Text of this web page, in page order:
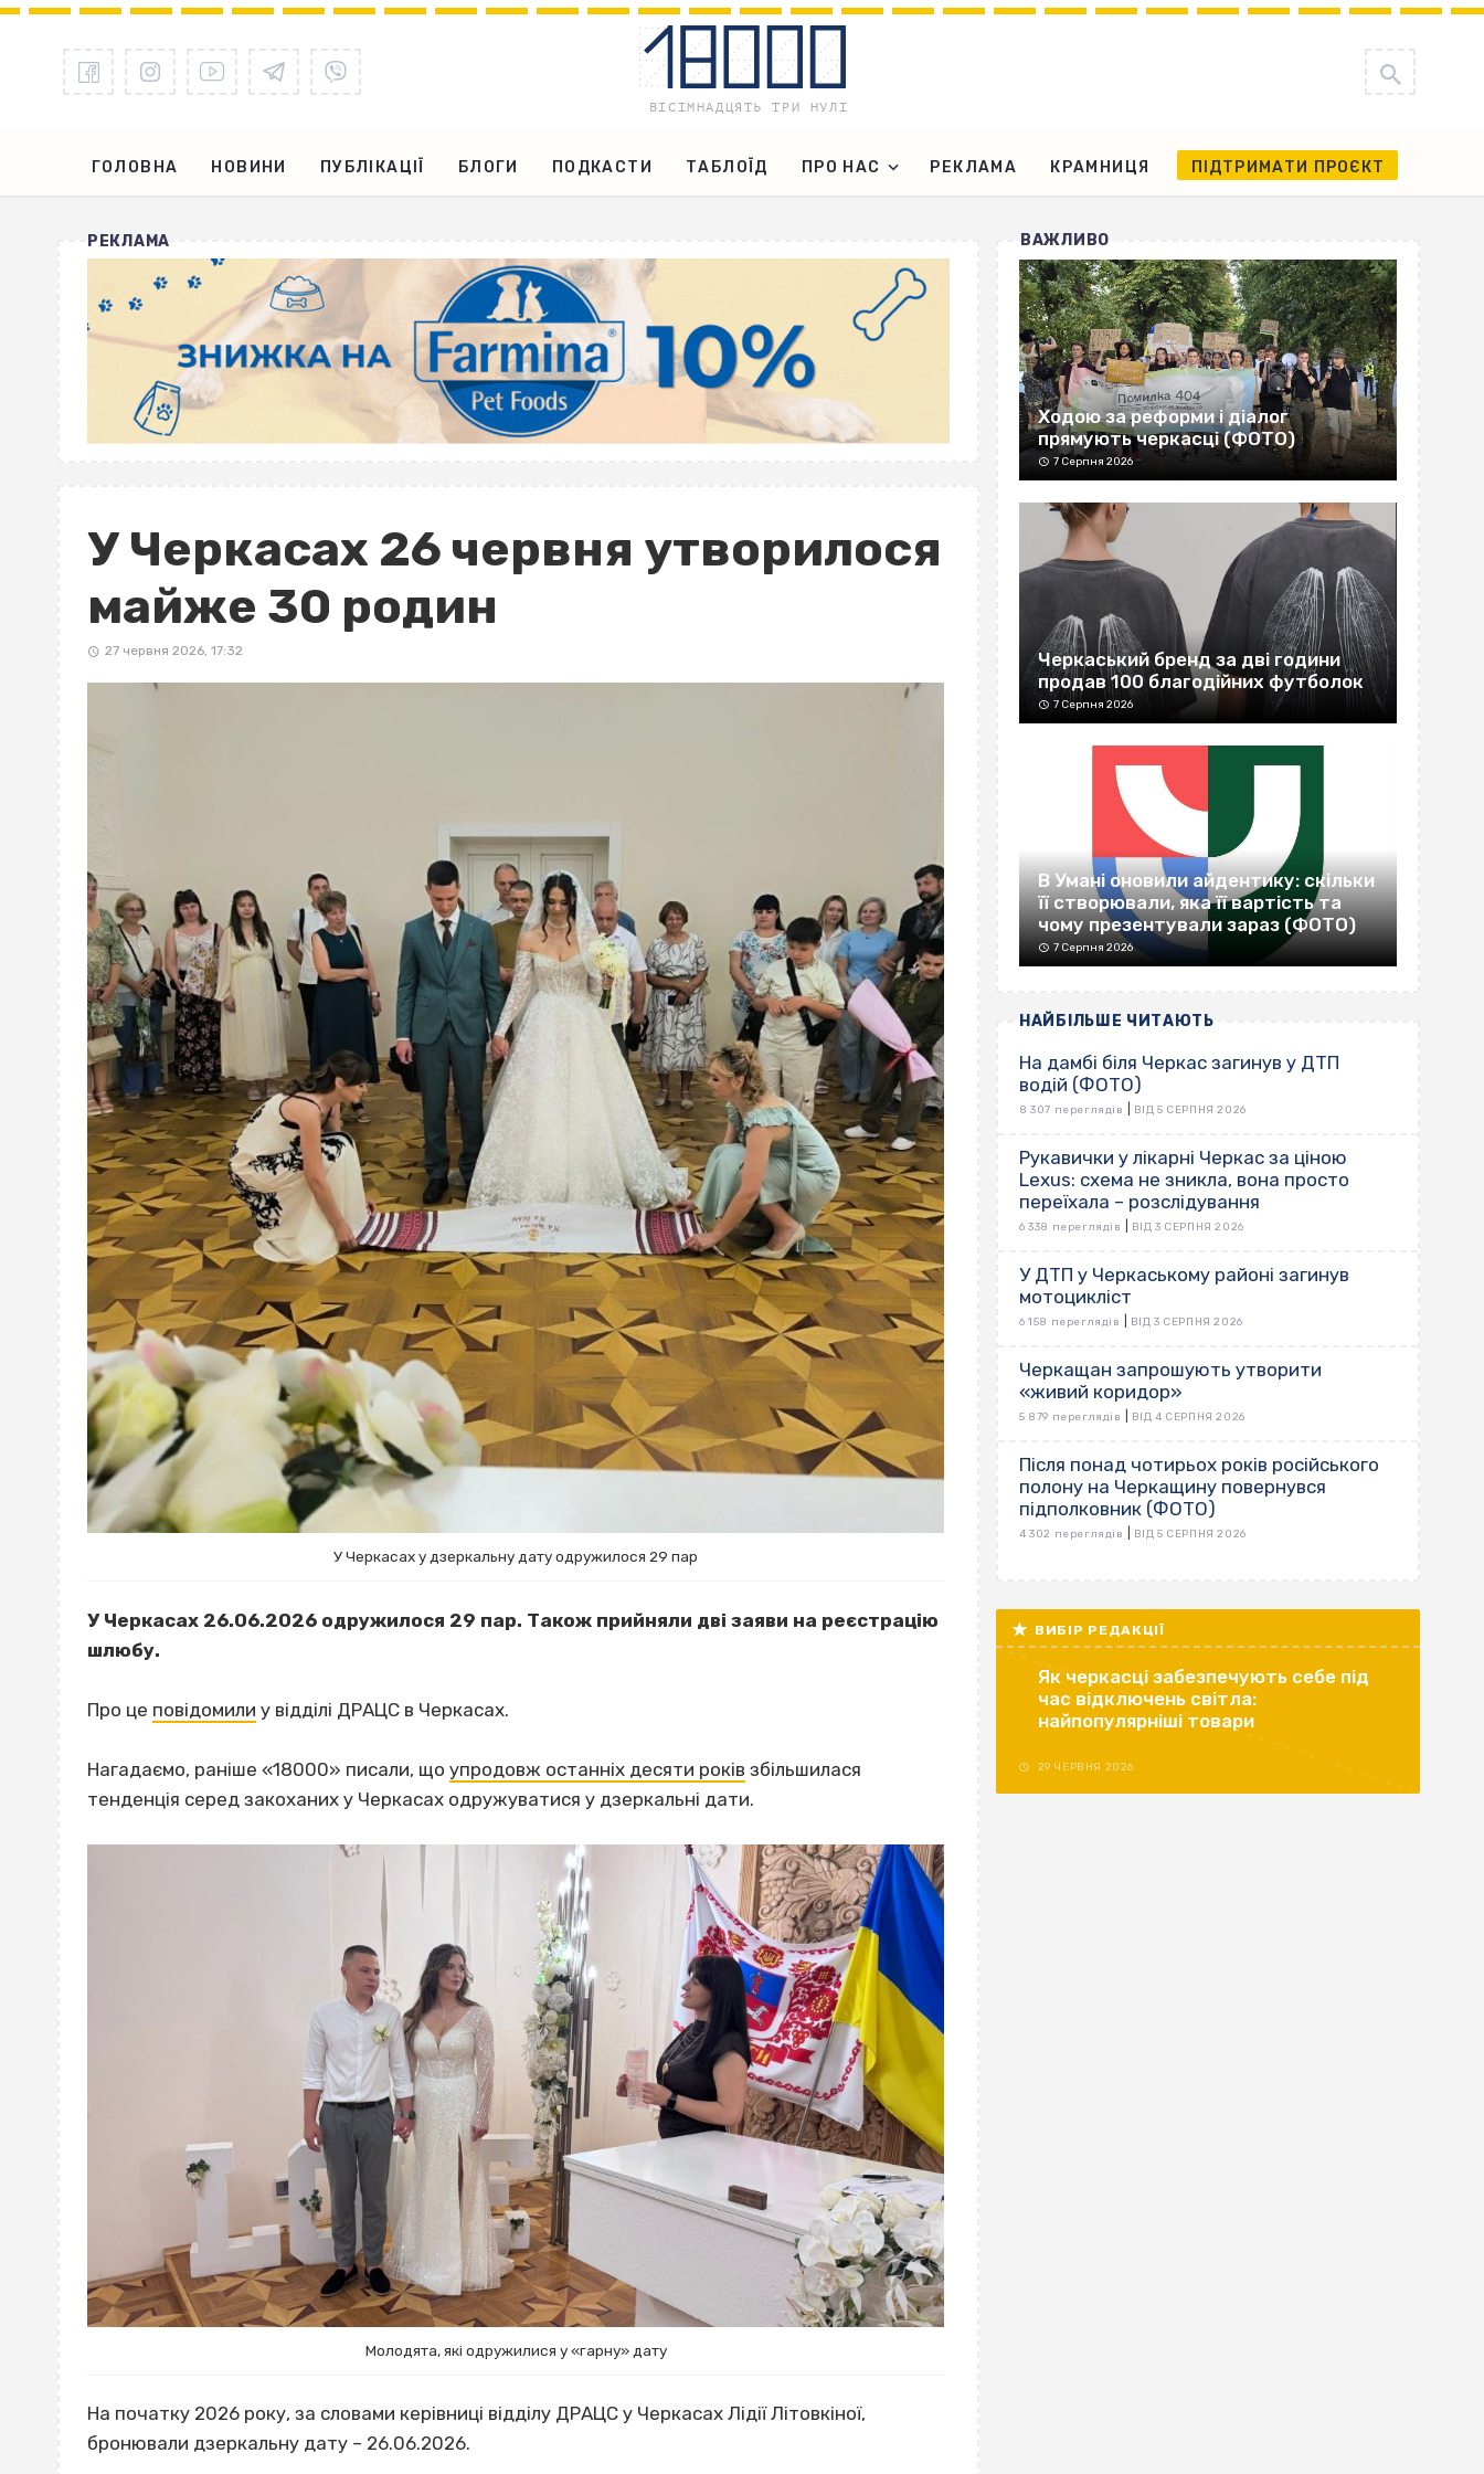
ГОЛОВНА НОВИНИ ПУБЛІКАЦІЇ БЛОГИ ПОДКАСТИ ТАБЛОЇД ПРО НАС РЕКЛАМА КРАМНИЦЯ ПІДТРИМАТИ ПРОЄКТ
РЕКЛАМА
У Черкасах 26 червня утворилося
майже 30 родин
27 червня 2026, 17:32
У Черкасах у дзеркальну дату одружилося 29 пар
У Черкасах 26.06.2026 одружилося 29 пар. Також прийняли дві заяви на реєстрацію
шлюбу.
Про це повідомили у відділі ДРАЦС в Черкасах.
Нагадаємо, раніше «18000» писали, що упродовж останніх десяти років збільшилася
тенденція серед закоханих у Черкасах одружуватися у дзеркальні дати.
Молодята, які одружилися у «гарну» дату
На початку 2026 року, за словами керівниці відділу ДРАЦС у Черкасах Лідії Літовкіної,
бронювали дзеркальну дату – 26.06.2026.
ВАЖЛИВО
Ходою за реформи і діалог
прямують черкасці (ФОТО)
7 Серпня 2026
Черкаський бренд за дві години
продав 100 благодійних футболок
7 Серпня 2026
В Умані оновили айдентику: скільки
її створювали, яка її вартість та
чому презентували зараз (ФОТО)
7 Серпня 2026
НАЙБІЛЬШЕ ЧИТАЮТЬ
На дамбі біля Черкас загинув у ДТП
водій (ФОТО)
8 307 переглядів ВІД 5 СЕРПНЯ 2026
Рукавички у лікарні Черкас за ціною
Lexus: схема не зникла, вона просто
переїхала – розслідування
6 338 переглядів ВІД 3 СЕРПНЯ 2026
У ДТП у Черкаському районі загинув
мотоцикліст
6 158 переглядів ВІД 3 СЕРПНЯ 2026
Черкащан запрошують утворити
«живий коридор»
5 879 переглядів ВІД 4 СЕРПНЯ 2026
Після понад чотирьох років російського
полону на Черкащину повернувся
підполковник (ФОТО)
4 302 переглядів ВІД 5 СЕРПНЯ 2026
ВИБІР РЕДАКЦІЇ
Як черкасці забезпечують себе під
час відключень світла:
найпопулярніші товари
29 ЧЕРВНЯ 2026